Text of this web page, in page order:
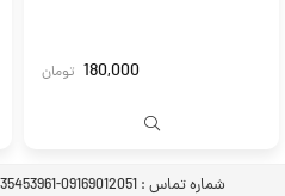
180,000 تومان
شماره تماس : 09169012051-09135453961-03134381405-09390154754